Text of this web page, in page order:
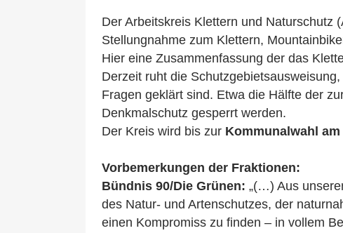
Der Arbeitskreis Klettern und Naturschutz
Stellungnahme zum Klettern,
Hier eine Zusammenfassung der das
Derzeit ruht die
Fragen geklärt sind. Etwa die Hälfte der
Denkmalschutz gesperrt werden.
Der Kreis wird bis zur Kommunalwahl am
Vorbemerkungen der Fraktionen:
Bündnis 90/Die Grünen: „(…) Aus
des Natur- und Artenschutzes, der
einen Kompromiss zu finden – in vollem